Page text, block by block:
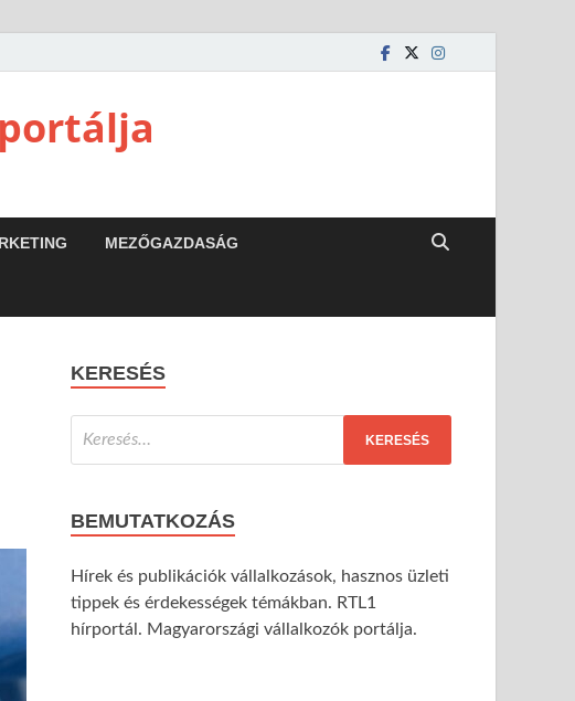
MEZŐGAZDASÁG
KERESÉS
BEMUTATKOZÁS
Hírek és publikációk vállalkozások, hasznos üzleti
tippek és érdekességek témákban. RTL1
hírportál. Magyarországi vállalkozók portálja.